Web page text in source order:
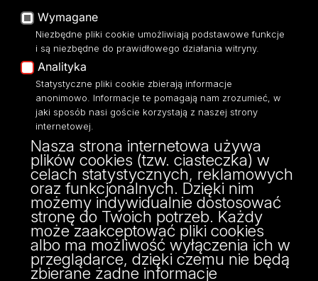
Moodle
Eksperci UŁ
Polityka Prywatności
Dostępność
ul. Narutowicza 68, 90-136 Łódź
NIP: 724 000 32 43
Adres do doręczeń elektronicznych (ADE):
AE:PL-74796-17640-IHHIV-17
KONTAKT
Wymagane
Niezbędne pliki cookie umożliwiają podstawowe funkcje
i są niezbędne do prawidłowego działania witryny.
Analityka
Statystyczne pliki cookie zbierają informacje
anonimowo. Informacje te pomagają nam zrozumieć, w
jaki sposób nasi goście korzystają z naszej strony
internetowej.
Nasza strona internetowa używa
plików cookies (tzw. ciasteczka) w
celach statystycznych, reklamowych
oraz funkcjonalnych. Dzięki nim
możemy indywidualnie dostosować
stronę do Twoich potrzeb. Każdy
może zaakceptować pliki cookies
albo ma możliwość wyłączenia ich w
przeglądarce, dzięki czemu nie będą
zbierane żadne informacje